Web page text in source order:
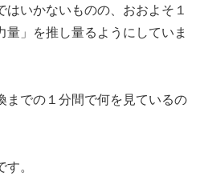
いかないものの、おおよそ１
量」を推し量るようにしていま
までの１分間で何を見ているの
。